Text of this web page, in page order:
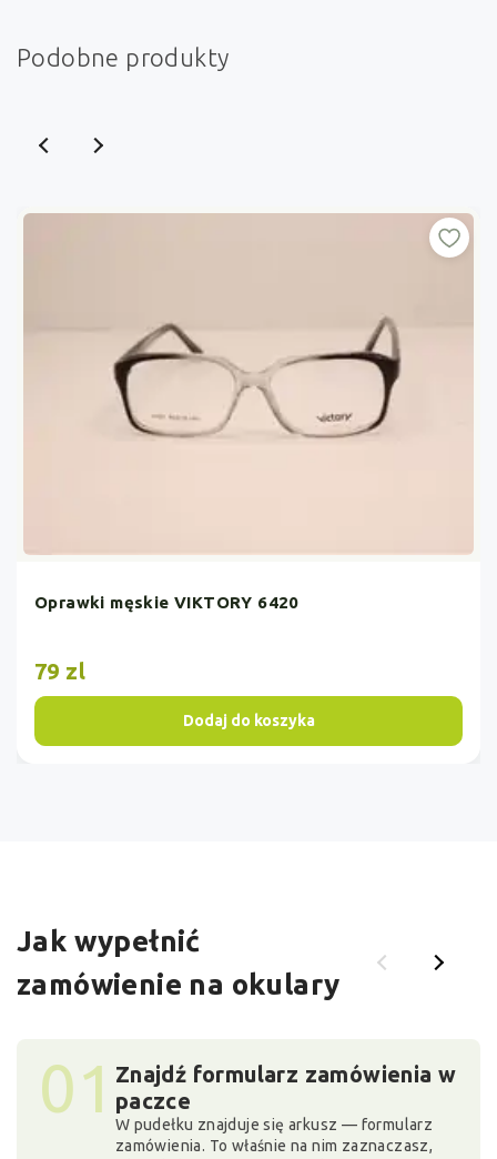
Podobne produkty
Oprawki męskie VIKTORY 6420
79 zl
Dodaj do koszyka
Jak wypełnić
zamówienie na okulary
01 Znajdź formularz zamówienia w
paczce
W pudełku znajduje się arkusz — formularz
zamówienia. To właśnie na nim zaznaczasz,